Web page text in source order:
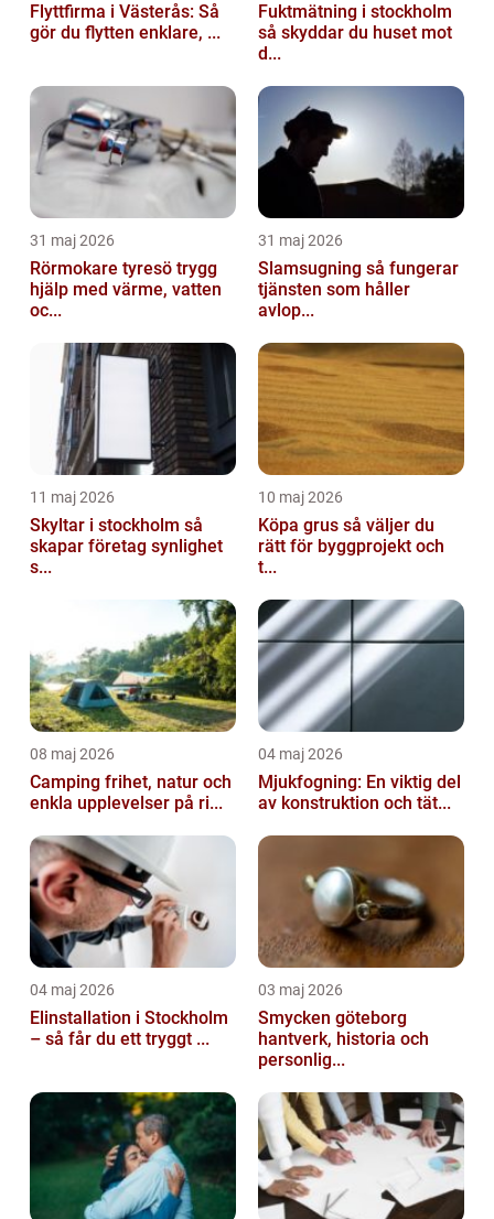
Flyttfirma i Västerås: Så
gör du flytten enklare, ...
Fuktmätning i stockholm
så skyddar du huset mot
d...
31 maj 2026
Rörmokare tyresö trygg
hjälp med värme, vatten
oc...
31 maj 2026
Slamsugning så fungerar
tjänsten som håller
avlop...
11 maj 2026
Skyltar i stockholm så
skapar företag synlighet
s...
10 maj 2026
Köpa grus så väljer du
rätt för byggprojekt och
t...
08 maj 2026
Camping frihet, natur och
enkla upplevelser på ri...
04 maj 2026
Mjukfogning: En viktig del
av konstruktion och tät...
04 maj 2026
Elinstallation i Stockholm
– så får du ett tryggt ...
03 maj 2026
Smycken göteborg
hantverk, historia och
personlig...